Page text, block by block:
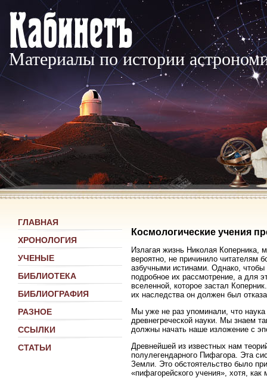
Материалы по истории
ГЛАВНАЯ
ХРОНОЛОГИЯ
УЧЕНЫЕ
БИБЛИОТЕКА
БИБЛИОГРАФИЯ
РАЗНОЕ
ССЫЛКИ
СТАТЬИ
Космологические учения
Излагая жизнь Николая Коперника,
вероятно, не причинило читателям
азбучными истинами. Однако, чтобы
подробное их рассмотрение, а для
вселенной, которое застал
их наследства он должен был
Мы уже не раз упоминали, что наука
древнегреческой науки. Мы знаем
должны начать наше изложение с
Древнейшей из известных нам
полулегендарного Пифагора. Эта
Земли. Это обстоятельство было
«пифагорейского учения», хотя,